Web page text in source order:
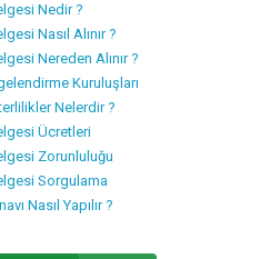
Nedir ?
Nasıl Alınır ?
Nereden Alınır ?
Kuruluşları
Nelerdir ?
Ücretleri
Zorunluluğu
Sorgulama
Nasıl Yapılır ?